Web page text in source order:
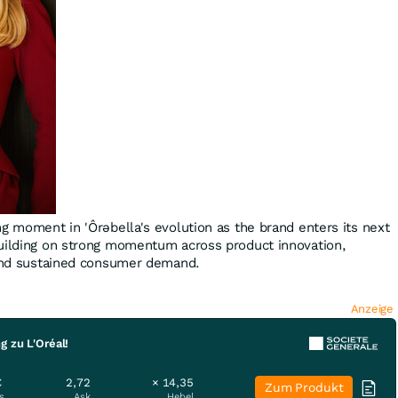
moment in 'Ôrəbella's evolution as the brand enters its next
on strong momentum across product innovation,
sustained consumer demand.
Anzeige
zu L'Oréal!
2,72 × 14,35 Zum Produkt